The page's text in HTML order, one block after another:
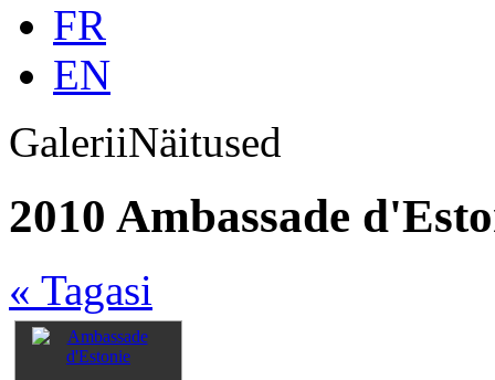
FR
EN
GaleriiNäitused
2010 Ambassade
« Tagasi